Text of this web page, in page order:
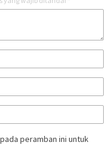
peramban ini untuk